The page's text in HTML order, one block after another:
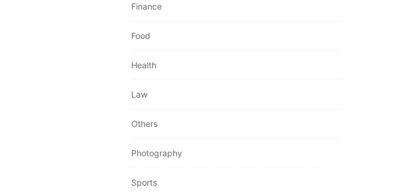
Finance
Food
Health
Law
Others
Photography
Sports